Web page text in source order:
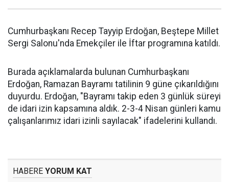
Cumhurbaşkanı Recep Tayyip Erdoğan, Beştepe Millet
Sergi Salonu'nda Emekçiler ile İftar programına katıldı.
Burada açıklamalarda bulunan Cumhurbaşkanı
Erdoğan, Ramazan Bayramı tatilinin 9 güne çıkarıldığını
duyurdu. Erdoğan, "Bayramı takip eden 3 günlük süreyi
de idari izin kapsamına aldık. 2-3-4 Nisan günleri kamu
çalışanlarımız idari izinli sayılacak" ifadelerini kullandı.
HABERE YORUM KAT